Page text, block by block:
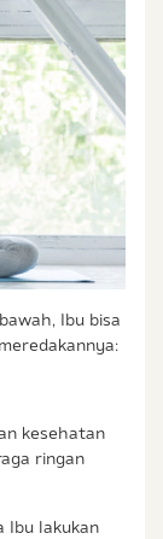
Ibu bisa
kesehatan
ringan
Ibu lakukan